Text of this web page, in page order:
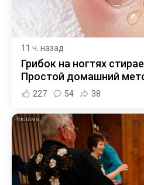
11 ч. назад
Грибок на ногтях
Простой домашний
227 54 38